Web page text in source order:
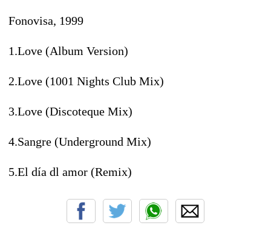
Fonovisa, 1999
1.Love (Album Version)
2.Love (1001 Nights Club Mix)
3.Love (Discoteque Mix)
4.Sangre (Underground Mix)
5.El día dl amor (Remix)